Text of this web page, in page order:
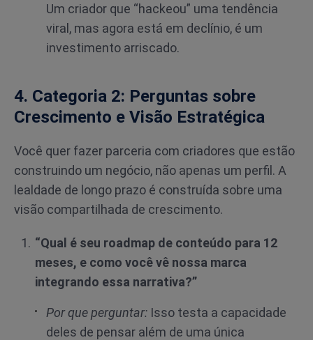
Um criador que “hackeou” uma tendência
viral, mas agora está em declínio, é um
investimento arriscado.
4. Categoria 2: Perguntas sobre
Crescimento e Visão Estratégica
Você quer fazer parceria com criadores que estão
construindo um negócio, não apenas um perfil. A
lealdade de longo prazo é construída sobre uma
visão compartilhada de crescimento.
“Qual é seu roadmap de conteúdo para 12
meses, e como você vê nossa marca
integrando essa narrativa?”
Por que perguntar: Isso testa a capacidade
deles de pensar além de uma única